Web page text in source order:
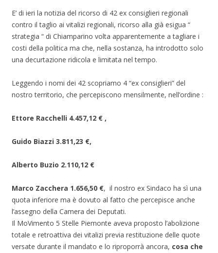
t
a
e
t
a
n
s
r
)
E’ di ieri la notizia del ricorso di 42 ex consiglieri regionali
contro il taglio ai vitalizi regionali, ricorso alla già esigua “
strategia “ di Chiamparino volta apparentemente a tagliare i
costi della politica ma che, nella sostanza, ha introdotto solo
una decurtazione ridicola e limitata nel tempo.
Leggendo i nomi dei 42 scopriamo 4 “ex consiglieri” del
nostro territorio, che percepiscono mensilmente, nell’ordine :
Ettore Racchelli 4.457,12 € ,
Guido Biazzi 3.811,23 €,
Alberto Buzio 2.110,12 €
Marco Zacchera 1.656,50 €, il nostro ex Sindaco ha sì una
quota inferiore ma è dovuto al fatto che percepisce anche
l’assegno della Camera dei Deputati.
Il MoVimento 5 Stelle Piemonte aveva proposto l’abolizione
totale e retroattiva dei vitalizi previa restituzione delle quote
versate durante il mandato e lo riproporrà ancora, cosa che